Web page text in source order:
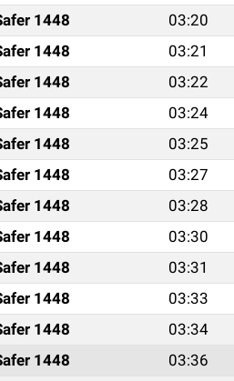
1448 03:20
1448 03:21
1448 03:22
1448 03:24
1448 03:25
1448 03:27
1448 03:28
1448 03:30
1448 03:31
1448 03:33
1448 03:34
1448 03:36